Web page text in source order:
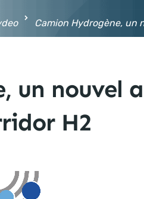
Camion Hydrogène, un
un nouvel
H2